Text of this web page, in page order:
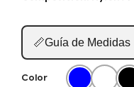
📏Guía de Medidas
Color